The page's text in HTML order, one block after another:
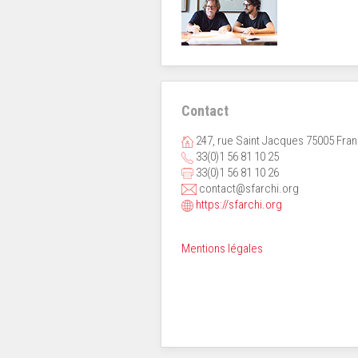
Contact
247, rue Saint Jacques 75005
33(0)1 56 81 10 25
33(0)1 56 81 10 26
contact@sfarchi.org
https://sfarchi.org
Mentions légales